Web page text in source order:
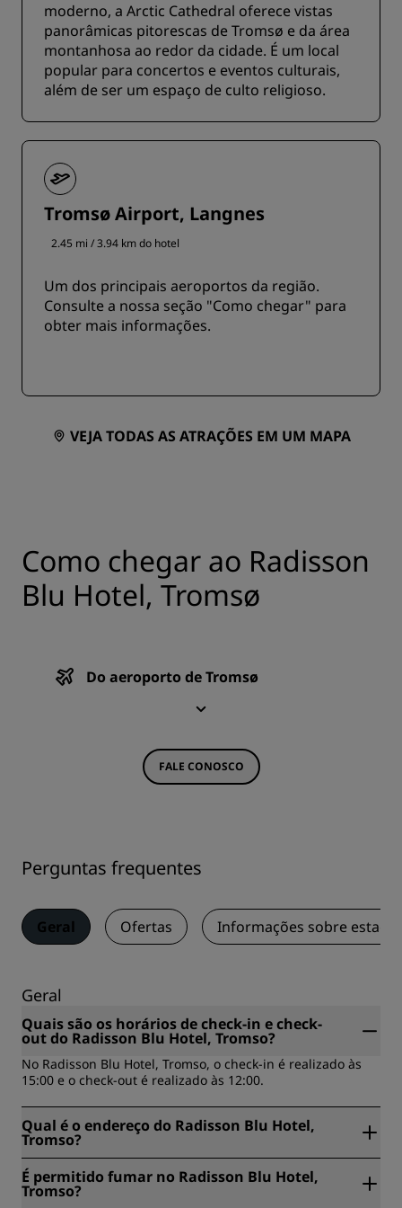
moderno, a Arctic Cathedral oferece vistas
panorâmicas pitorescas de Tromsø e da área
montanhosa ao redor da cidade. É um local
popular para concertos e eventos culturais,
além de ser um espaço de culto religioso.
Tromsø Airport, Langnes
2.45 mi / 3.94 km do hotel
Um dos principais aeroportos da região.
Consulte a nossa seção "Como chegar" para
obter mais informações.
VEJA TODAS AS ATRAÇÕES EM UM MAPA
Como chegar ao Radisson
Blu Hotel, Tromsø
Do aeroporto de Tromsø
FALE CONOSCO
Perguntas frequentes
Geral Ofertas Informações sobre
Geral
Quais são os horários de check-in e check-
out do Radisson Blu Hotel, Tromso?
No Radisson Blu Hotel, Tromso, o check-in é realizado às
15:00 e o check-out é realizado às 12:00.
Qual é o endereço do Radisson Blu Hotel,
Tromso?
O Radisson Blu Hotel, Tromso está localizado em Sjogata 7-
Po Box 928, Tromso, Noruega.
É permitido fumar no Radisson Blu Hotel,
Tromso?